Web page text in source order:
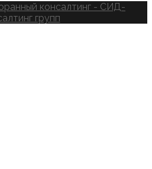
консалтинг - СИД-
групп